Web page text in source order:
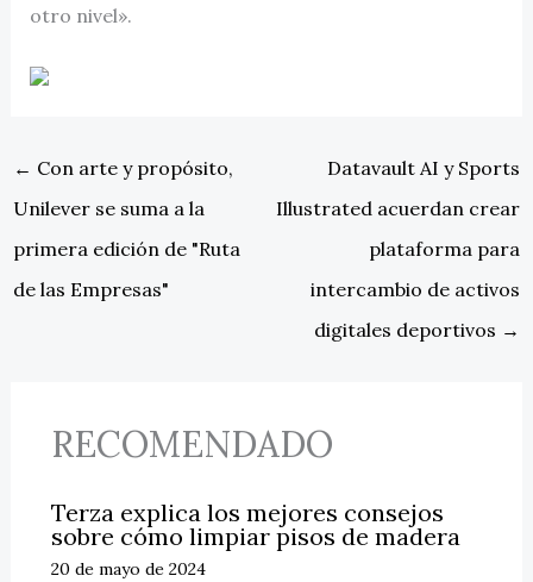
otro nivel».
← Con arte y propósito,
Unilever se suma a la
primera edición de "Ruta
de las Empresas"
Datavault AI y Sports
Illustrated acuerdan crear
plataforma para
intercambio de activos
digitales deportivos →
RECOMENDADO
Terza explica los mejores consejos
sobre cómo limpiar pisos de madera
20 de mayo de 2024